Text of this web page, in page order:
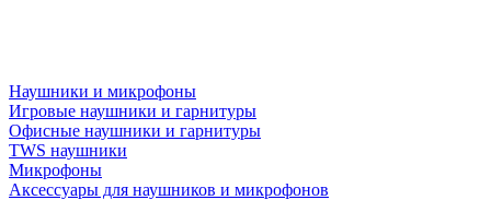
Наушники и микрофоны
Игровые наушники и гарнитуры
Офисные наушники и гарнитуры
TWS наушники
Микрофоны
Аксессуары для наушников и микрофонов